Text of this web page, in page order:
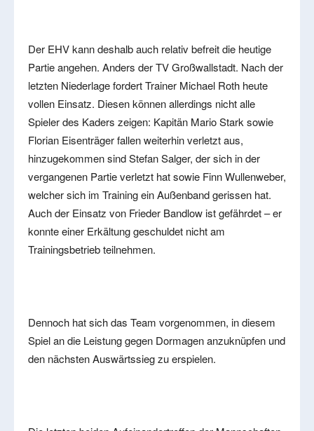
Der EHV kann deshalb auch relativ befreit die heutige
Partie angehen. Anders der TV Großwallstadt. Nach der
letzten Niederlage fordert Trainer Michael Roth heute
vollen Einsatz. Diesen können allerdings nicht alle
Spieler des Kaders zeigen: Kapitän Mario Stark sowie
Florian Eisenträger fallen weiterhin verletzt aus,
hinzugekommen sind Stefan Salger, der sich in der
vergangenen Partie verletzt hat sowie Finn Wullenweber,
welcher sich im Training ein Außenband gerissen hat.
Auch der Einsatz von Frieder Bandlow ist gefährdet – er
konnte einer Erkältung geschuldet nicht am
Trainingsbetrieb teilnehmen.
Dennoch hat sich das Team vorgenommen, in diesem
Spiel an die Leistung gegen Dormagen anzuknüpfen und
den nächsten Auswärtssieg zu erspielen.